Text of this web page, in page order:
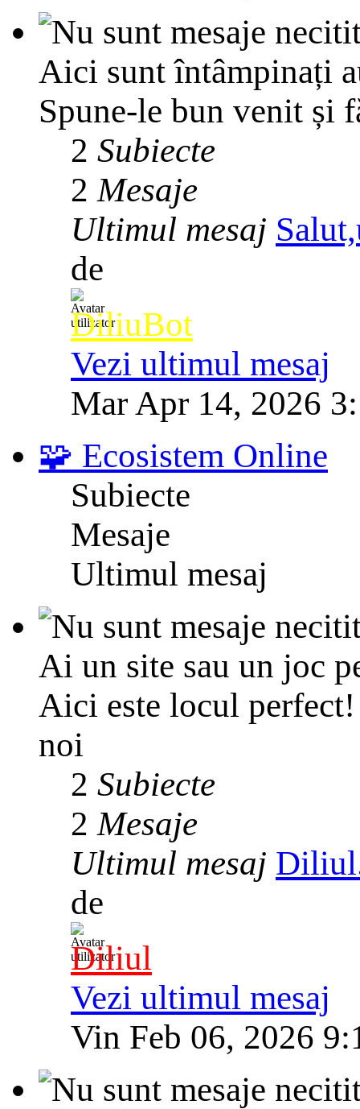
Aici sunt întâmpinați
Spune-le bun venit și
2 Subiecte
2Mesaje
Ultimul mesaj
de
DiliuBot
Vezi ultimul mesaj
Mar Apr 14, 2026
🧩 Ecosistem Online
Subiecte
Mesaje
Ultimul mesaj
Ai un site sau un joc
Aici este locul
noi
2 Subiecte
2Mesaje
Ultimul mesaj
de
Diliul
Vezi ultimul mesaj
Vin Feb 06, 2026